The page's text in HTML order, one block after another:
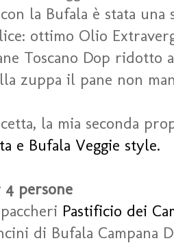
la Bufala è stata una
ottimo Olio
Toscano Dop
zuppa il pane non
la mia seconda
e Bufala Veggie style.
persone
Pastificio dei
di Bufala Campana